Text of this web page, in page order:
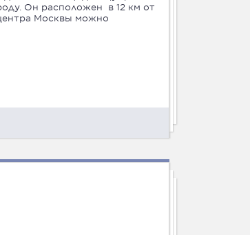
Он расположен в 12 км от
Москвы можно